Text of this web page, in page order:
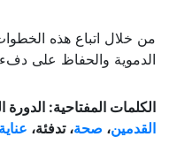
من خلال اتباع هذه
الدموية والحفاظ على
الكلمات المفتاحية:
القدمين، صحة، تدفئة، عناية